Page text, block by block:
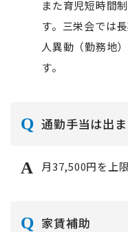
また育児短時間
す。三栄会では
人異動（勤務地
す。
通勤手当は出
月37,500円を上
家賃補助